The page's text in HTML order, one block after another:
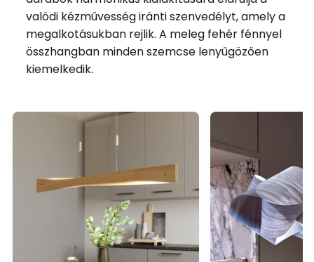
valódi kézművesség iránti szenvedélyt, amely a
megalkotásukban rejlik. A meleg fehér fénnyel
összhangban minden szemcse lenyűgözően
kiemelkedik.